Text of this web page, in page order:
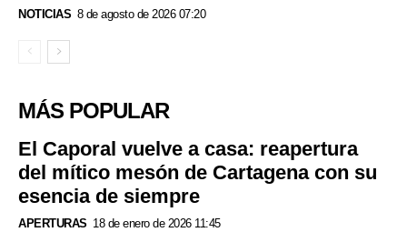
NOTICIAS 8 de agosto de 2026 07:20
MÁS POPULAR
El Caporal vuelve a casa: reapertura
del mítico mesón de Cartagena con su
esencia de siempre
APERTURAS 18 de enero de 2026 11:45